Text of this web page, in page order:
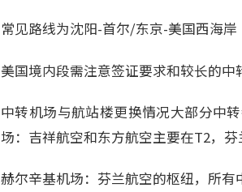
常见路线为沈阳-首尔/东京-美国西海岸
美国境内段需注意签证要求和较长的中
中转机场与航站楼更换情况大部分中
场：吉祥航空和东方航空主要在T2，
赫尔辛基机场：芬兰航空的枢纽，所有